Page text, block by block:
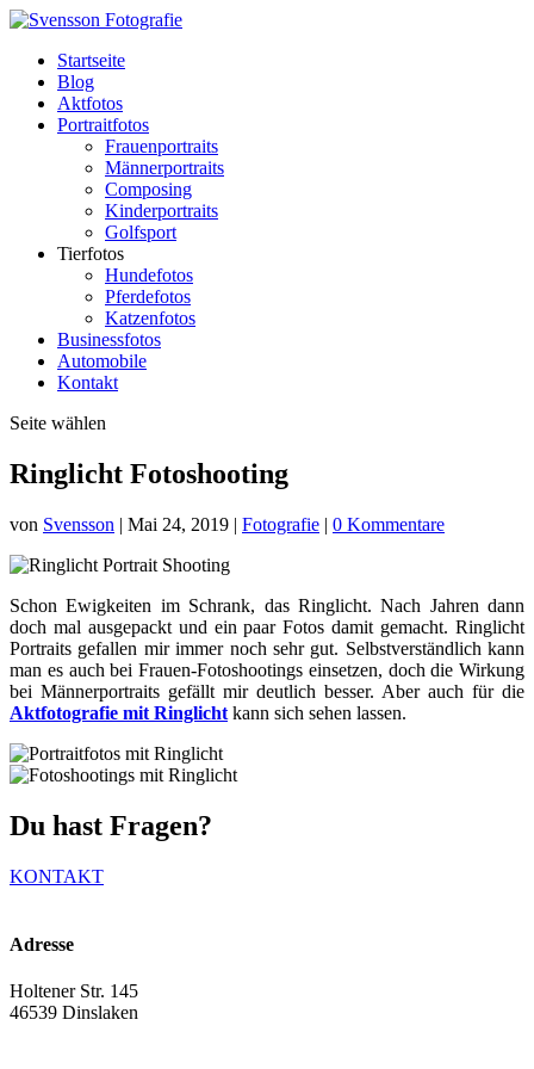
Startseite
Blog
Aktfotos
Portraitfotos
Frauenportraits
Männerportraits
Composing
Kinderportraits
Golfsport
Tierfotos
Hundefotos
Pferdefotos
Katzenfotos
Businessfotos
Automobile
Kontakt
Seite wählen
Ringlicht Fotoshooting
von Svensson | Mai 24, 2019 | Fotografie | 0 Kommentare
Schon Ewigkeiten im Schrank, das Ringlicht. Nach Jahren dann
doch mal ausgepackt und ein paar Fotos damit gemacht. Ringlicht
Portraits gefallen mir immer noch sehr gut. Selbstverständlich kann
man es auch bei Frauen-Fotoshootings einsetzen, doch die Wirkung
bei Männerportraits gefällt mir deutlich besser. Aber auch für die
Aktfotografie mit Ringlicht kann sich sehen lassen.
Du hast Fragen?
KONTAKT
Adresse
Holtener Str. 145
46539 Dinslaken